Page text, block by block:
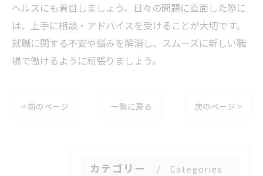
ヘルスにも着目しましょう。日々の問題に直面した際に
は、上手に相談・アドバイスを受けることが大切です。
就職に関する不安や悩みを解消し、スムーズに新しい職
場で働けるように頑張りましょう。
< 前のページ 一覧に戻る 次のページ >
カテゴリー Categories